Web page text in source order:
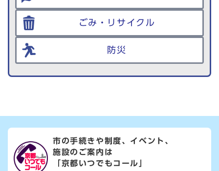
ごみ・リサイクル
防災
市の手続きや制度、イベント、
施設のご案内は
「京都いつでもコール」